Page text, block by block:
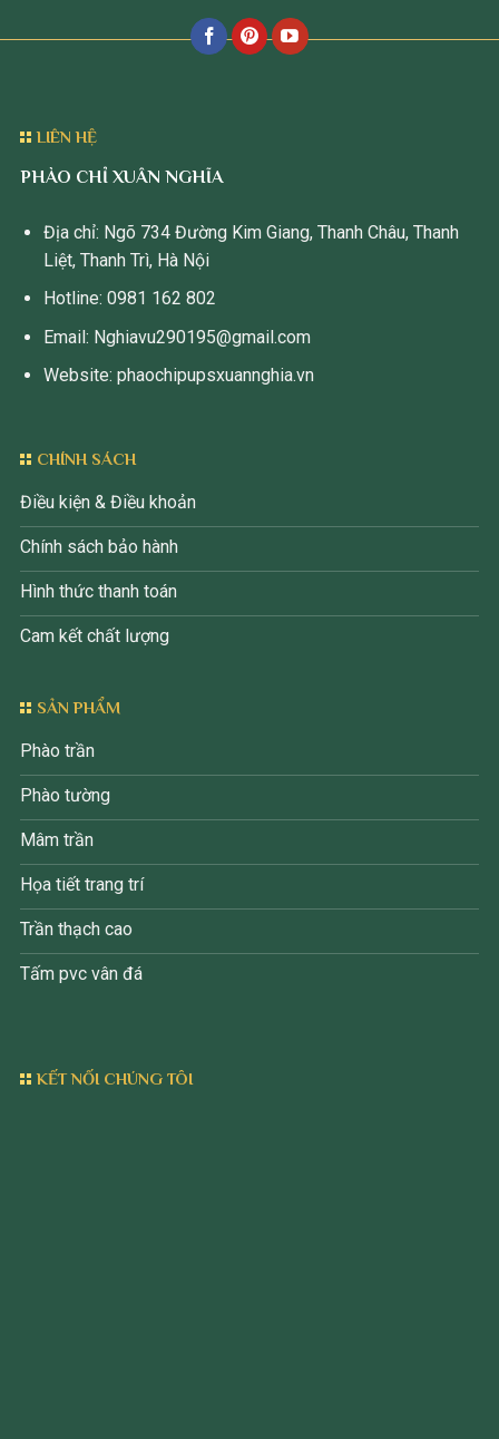
LIÊN HỆ
PHÀO CHỈ XUÂN NGHĨA
Địa chỉ: Ngõ 734 Đường Kim Giang, Thanh Châu, Thanh
Liệt, Thanh Trì, Hà Nội
Hotline: 0981 162 802
Email: Nghiavu290195@gmail.com
Website: phaochipupsxuannghia.vn
CHÍNH SÁCH
Điều kiện & Điều khoản
Chính sách bảo hành
Hình thức thanh toán
Cam kết chất lượng
SẢN PHẨM
Phào trần
Phào tường
Mâm trần
Họa tiết trang trí
Trần thạch cao
Tấm pvc vân đá
KẾT NỐI CHÚNG TÔI